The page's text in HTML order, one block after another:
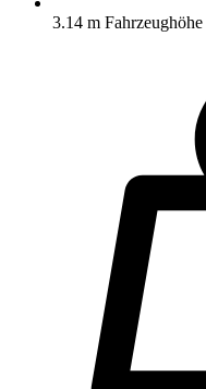
3.14 m Fahrzeughöhe